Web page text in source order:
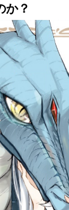
か？